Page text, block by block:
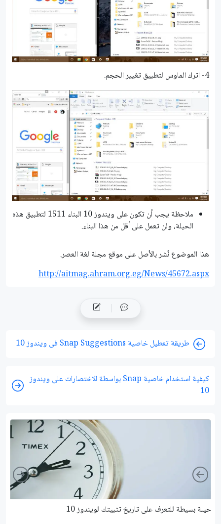
4- اترك الماوس لتطبيق تغيير الحجم.
ملاحظة يجب أن تكون على ويندوز 10 البناء 1511 لتطبيق هذه
الحيلة، ولن تعمل على أقل من هذا البناء.
هذا الموضوع نٌشر باﻷصل على موقع مجلة لغة العصر.
http://aitmag.ahram.org.eg/News/45672.aspx
طريقة تعطيل خاصية Snap Suggestions فى ويندوز 10
كيفية استخدام خاصية Snap بواسطة الاختصارات على ويندوز
10
حيلة بسيطة للتعرف على تاريخ تثبيتك لويندوز 10
Left